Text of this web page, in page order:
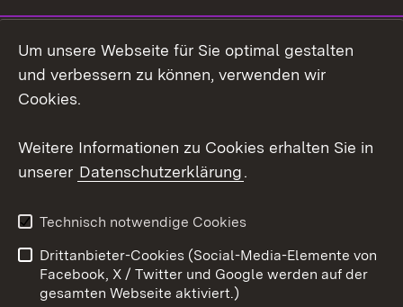
Social Wall
Youtube
Kontakt
Datenschutz
Barrierefreiheit
Impressum Cookies
Um unsere Webseite für Sie optimal gestalten
und verbessern zu können, verwenden wir
Cookies.
Weitere Informationen zu Cookies erhalten Sie in
unserer Datenschutzerklärung.
Technisch notwendige Cookies
Drittanbieter-Cookies (Social-Media-Elemente von
Facebook, X / Twitter und Google werden auf der
gesamten Webseite aktiviert.)